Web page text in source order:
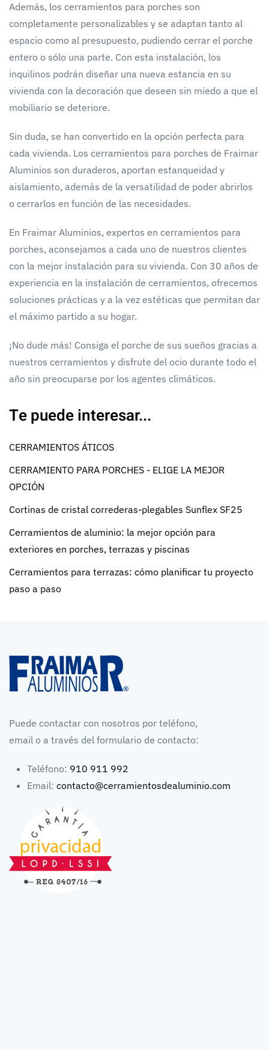
Además, los cerramientos para porches son
completamente personalizables y se adaptan tanto al
espacio como al presupuesto, pudiendo cerrar el porche
entero o sólo una parte. Con esta instalación, los
inquilinos podrán diseñar una nueva estancia en su
vivienda con la decoración que deseen sin miedo a que el
mobiliario se deteriore.
Sin duda, se han convertido en la opción perfecta para
cada vivienda. Los cerramientos para porches de Fraimar
Aluminios son duraderos, aportan estanqueidad y
aislamiento, además de la versatilidad de poder abrirlos
o cerrarlos en función de las necesidades.
En Fraimar Aluminios, expertos en cerramientos para
porches, aconsejamos a cada uno de nuestros clientes
con la mejor instalación para su vivienda. Con 30 años de
experiencia en la instalación de cerramientos, ofrecemos
soluciones prácticas y a la vez estéticas que permitan dar
el máximo partido a su hogar.
¡No dude más! Consiga el porche de sus sueños gracias a
nuestros cerramientos y disfrute del ocio durante todo el
año sin preocuparse por los agentes climáticos.
Te puede interesar...
CERRAMIENTOS ÁTICOS
CERRAMIENTO PARA PORCHES - ELIGE LA MEJOR
OPCIÓN
Cortinas de cristal correderas-plegables Sunflex SF25
Cerramientos de aluminio: la mejor opción para
exteriores en porches, terrazas y piscinas
Cerramientos para terrazas: cómo planificar tu proyecto
paso a paso
Puede contactar con nosotros por teléfono,
email o a través del formulario de contacto:
Teléfono: 910 911 992
Email: contacto@cerramientosdealuminio.com